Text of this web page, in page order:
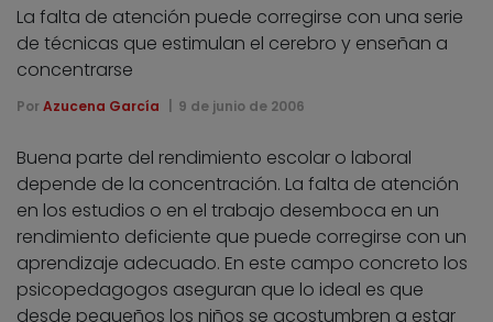
La falta de atención puede corregirse con una serie
de técnicas que estimulan el cerebro y enseñan a
concentrarse
Por Azucena García 9 de junio de 2006
Buena parte del rendimiento escolar o laboral
depende de la concentración. La falta de atención
en los estudios o en el trabajo desemboca en un
rendimiento deficiente que puede corregirse con un
aprendizaje adecuado. En este campo concreto los
psicopedagogos aseguran que lo ideal es que
desde pequeños los niños se acostumbren a estar